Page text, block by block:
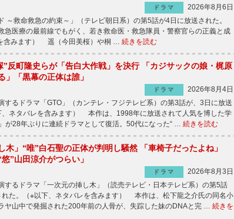
ドラマ
2026年8月6日
～救命救急の約束～」（テレビ朝日系）の第5話が4日に放送された。
医療の最前線でもがく、若き救命医・救急隊員・警察官らの正義と成
含みます） 遥（今田美桜）や桐 … 続きを読む
”反町隆史らが「告白大作戦」を決行 「カジサックの娘・梶原
」「黒幕の正体は誰」
ドラマ
2026年8月4日
るドラマ「GTO」（カンテレ・フジテレビ系）の第3話が、3日に放送
、ネタバレを含みます） 本作は、1998年に放送されて人気を博した学
が28年ぶりに連続ドラマとして復活。50代になった“ … 続きを読む
木」“唯”白石聖の正体が判明し騒然 「車椅子だったよね」
悠”山田涼介がつらい」
ドラマ
2026年8月3日
するドラマ「一次元の挿し木」（読売テレビ・日本テレビ系）の第5話
れた。（※以下、ネタバレを含みます） 本作は、松下龍之介氏の同名小
ヤ山中で発掘された200年前の人骨が、失踪した妹のDNAと完 … 続きを